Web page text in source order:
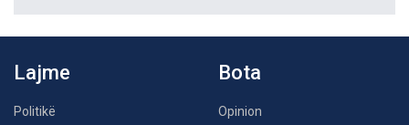
Lajme
Politikë
Bota
Opinion